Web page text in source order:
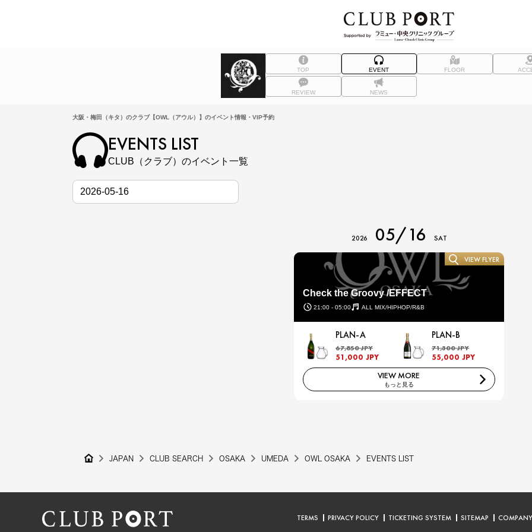
TOP EVENT FLOOR
REVIEW NEWS
大阪・梅田（キタ）のクラブ【OWL（アウル）】のイベント情報・VIP予約
EVENTS LIST
CLUB（クラブ）のイベント一覧
2026 05/16 SAT
Check the Groovy /EFFECT
21:00 - 05:00 ALL MIX/HIPHOP/R&B
VIEW FLYER
PLAN-A
67,850 JPY
51,000 JPY
PLAN-B
71,300 JPY
55,000 JPY
VIEW MORE
もっと見る
JAPAN CLUB SEARCH OSAKA UMEDA OWL OSAKA EVENTS LIST
TERMS PRIVACY POLICY TICKETING SYSTEM SITEMAP COMPANY